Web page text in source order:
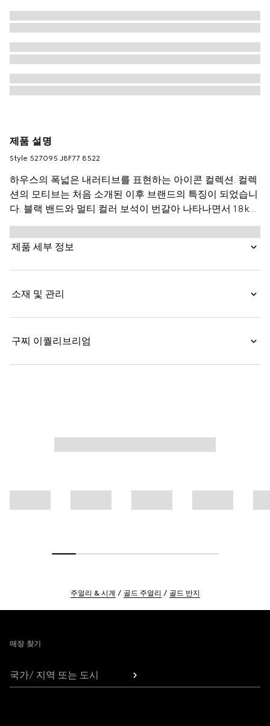
제품 설명
Style ‎527095 J8F77 8522
하우스의 폭넓은 내러티브를 표현하는 아이콘 컬렉션. 컬렉
션의 모티브는 처음 소개된 이후 브랜드의 특징이 되었습니
다. 블랙 밴드와 멀티 컬러 보석이 번갈아 나타나면서 18k
옐로우 골드, 플래닛, 벌, 별 및 인터로킹 G 장식과 대조를
이룸.
제품 세부 정보
소재 및 관리
구찌 이퀄리브리엄
주얼리 & 시계 골드 주얼리 골드 반지
매장 찾기
국가/ 지역 또는 도시